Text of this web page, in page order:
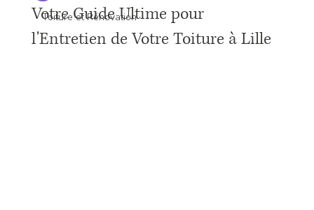
Toiture et Rénovation
Votre Guide Ultime pour
l'Entretien de Votre Toiture à Lille